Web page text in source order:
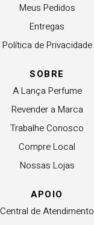
Meus Pedidos
Entregas
Política de Privacidade
SOBRE
A Lança Perfume
Revender a Marca
Trabalhe Conosco
Compre Local
Nossas Lojas
APOIO
Central de Atendimento